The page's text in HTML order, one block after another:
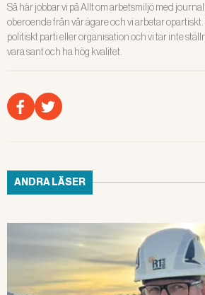
Så här jobbar vi på Allt om arbetsmiljö med
oberoende från vår ägare och vi arbetar
politiskt parti eller organisation och vi tar inte
vara sant och ha hög kvalitet.
ANDRA LÄSER